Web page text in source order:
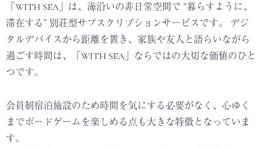
「WITH SEA」は、海沿いの非日常空間で “暮らすように、
滞在する” 別荘型サブスクリプションサービスです。 デジ
タルデバイスから距離を置き、家族や友人と語らいながら
過ごす時間は、「WITH SEA」ならではの大切な価値のひと
つです。
会員制宿泊施設のため時間を気にする必要がなく、心ゆく
までボードゲームを楽しめる点も大きな特徴となっていま
す。